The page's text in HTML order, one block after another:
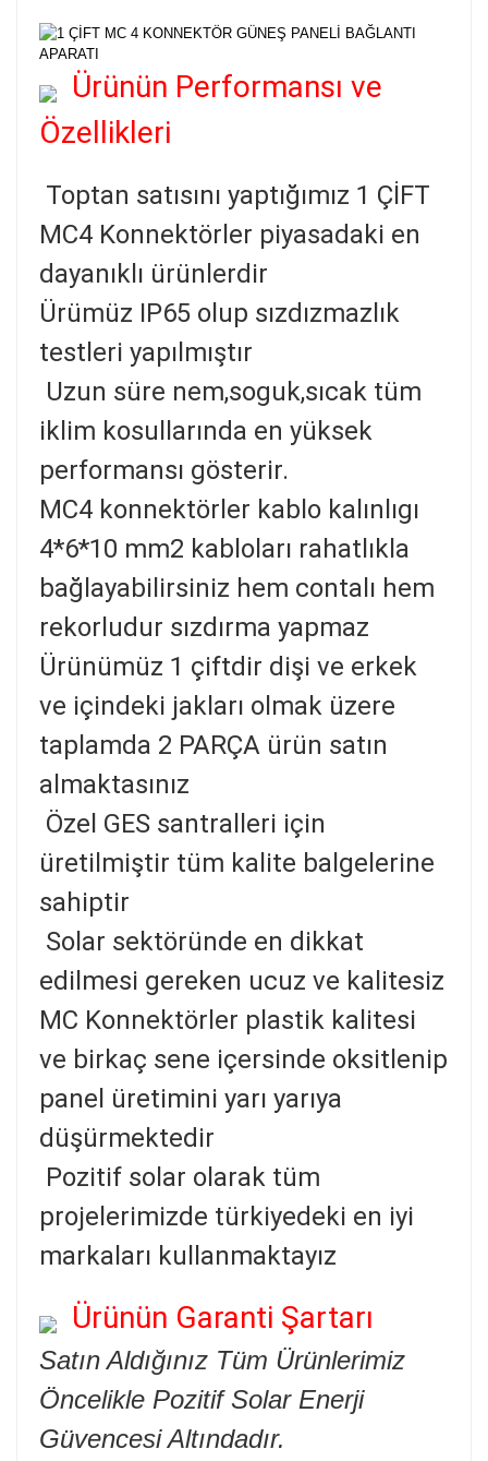
Ürünün Performansı ve
Özellikleri
Toptan satısını yaptığımız 1 ÇİFT
MC4 Konnektörler piyasadaki en
dayanıklı ürünlerdir
Ürümüz IP65 olup sızdızmazlık
testleri yapılmıştır
Uzun süre nem,soguk,sıcak tüm
iklim kosullarında en yüksek
performansı gösterir.
MC4 konnektörler kablo kalınlıgı
4*6*10 mm2 kabloları rahatlıkla
bağlayabilirsiniz hem contalı hem
rekorludur sızdırma yapmaz
Ürünümüz 1 çiftdir dişi ve erkek
ve içindeki jakları olmak üzere
taplamda 2 PARÇA ürün satın
almaktasınız
Özel GES santralleri için
üretilmiştir tüm kalite balgelerine
sahiptir
Solar sektöründe en dikkat
edilmesi gereken ucuz ve kalitesiz
MC Konnektörler plastik kalitesi
ve birkaç sene içersinde oksitlenip
panel üretimini yarı yarıya
düşürmektedir
Pozitif solar olarak tüm
projelerimizde türkiyedeki en iyi
markaları kullanmaktayız
Ürünün Garanti Şartarı
Satın Aldığınız Tüm Ürünlerimiz
Öncelikle Pozitif Solar Enerji
Güvencesi Altındadır.